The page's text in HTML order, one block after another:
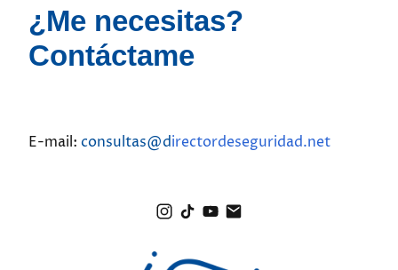
¿Me necesitas?
Contáctame
E-mail: consultas@directordeseguridad.net